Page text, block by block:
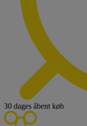
30 dages åbent køb